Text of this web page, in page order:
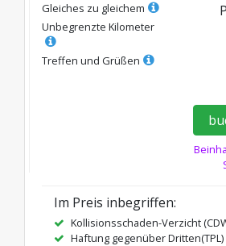
Gleiches zu gleichem
Unbegrenzte Kilometer
Treffen und Grüßen
Im Preis inbegriffen:
Kollisionsschaden-Verzicht
Haftung gegenüber Dritten(TPL)